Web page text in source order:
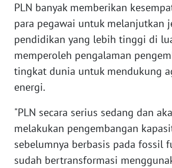
PLN banyak memberikan
para pegawai untuk melanjutkan
pendidikan yang lebih tinggi di
memperoleh pengalaman
tingkat dunia untuk mendukung
energi.
"PLN secara serius sedang dan
melakukan pengembangan
sebelumnya berbasis pada fossil
sudah bertransformasi
WN
SUMBAR
WN
SUMSEL
BENGKULU
WN
LAMPUNG